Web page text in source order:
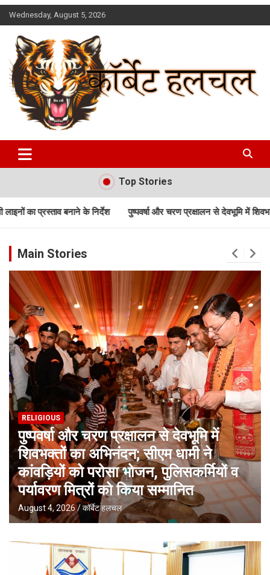
Skip
to
content
Wednesday, August 5, 2026
Corbett Halchal (कॉर्बेट हलचल)
Top Stories
के निर्देश पुष्पवर्षा और चरण प्रक्षालन से देवभूमि में शिवभक्तों का अभिनंदन;
Main Stories
RELIGIOUS
पुष्पवर्षा और चरण प्रक्षालन से देवभूमि में
शिवभक्तों का अभिनंदन; सीएम धामी ने
कांवड़ियों को परोसा भोजन, पुलिसकर्मियों व
पर्यावरण मित्रों को किया सम्मानित
August 4, 2026 कॉर्बेट हलचल